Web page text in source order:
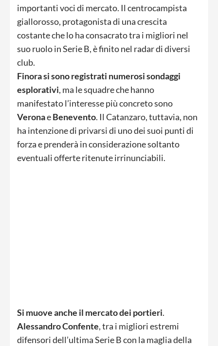
importanti voci di mercato. Il centrocampista
giallorosso, protagonista di una crescita
costante che lo ha consacrato tra i migliori nel
suo ruolo in Serie B, è finito nel radar di diversi
club.
Finora si sono registrati numerosi sondaggi
esplorativi, ma le squadre che hanno
manifestato l’interesse più concreto sono
VeronaeBenevento. Il Catanzaro, tuttavia, non
ha intenzione di privarsi di uno dei suoi punti di
forza e prenderà in considerazione soltanto
eventuali offerte ritenute irrinunciabili.
Si muove anche il mercato dei portieri.
Alessandro Confente, tra i migliori estremi
difensori dell’ultima Serie B con la maglia della